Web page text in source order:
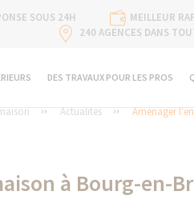
SOUS 24H MEILLEUR
240 AGENCES DANS
DES TRAVAUX POUR LES PROS
Actualités Aménager
à Bourg-en-